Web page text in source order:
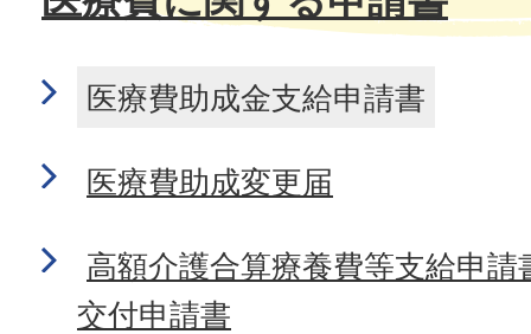
医療費助成金支給申請書
医療費助成変更届
高額介護合算療養費等支給申
交付申請書